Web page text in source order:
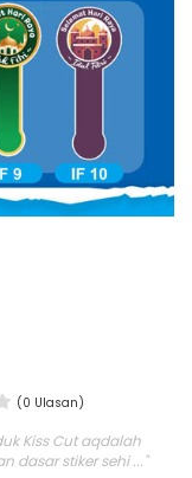
(0 Ulasan)
Kiss Cut aqdalah
dasar stiker sehi ..."